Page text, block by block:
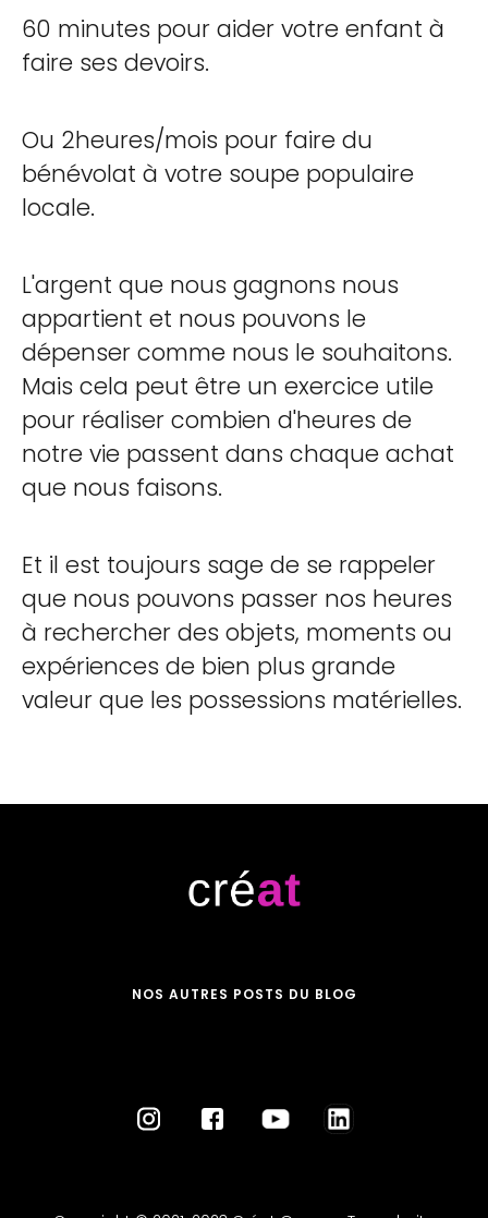
60 minutes pour aider votre enfant à
faire ses devoirs.
Ou 2heures/mois pour faire du
bénévolat à votre soupe populaire
locale.
L'argent que nous gagnons nous
appartient et nous pouvons le
dépenser comme nous le souhaitons.
Mais cela peut être un exercice utile
pour réaliser combien d'heures de
notre vie passent dans chaque achat
que nous faisons.
Et il est toujours sage de se rappeler
que nous pouvons passer nos heures
à rechercher des objets, moments ou
expériences de bien plus grande
valeur que les possessions matérielles.
NOS AUTRES POSTS DU BLOG